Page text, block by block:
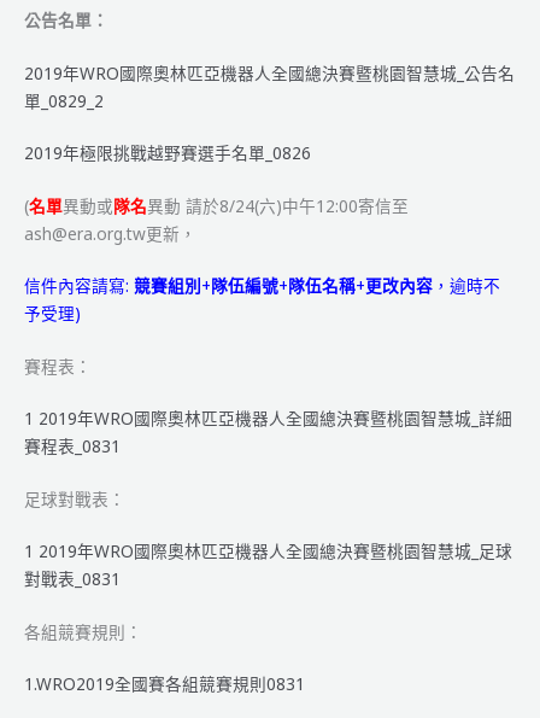
全
總
決
暨
園
智
城
–
獎
單
公告名單：
2019年WRO國際奧林匹亞機器人全國總決賽暨桃園智慧城_公告名
單_0829_2
2019年極限挑戰越野賽選手名單_0826
(名單異動或隊名異動 請於8/24(六)中午12:00寄信至
ash@era.org.tw更新，
信件內容請寫: 競賽組別 +隊伍編號+隊伍名稱+更改內容 ，逾時不
予受理)
賽程表：
1 2019年WRO國際奧林匹亞機器人全國總決賽暨桃園智慧城_詳細
賽程表_0831
足球對戰表：
1 2019年WRO國際奧林匹亞機器人全國總決賽暨桃園智慧城_足球
對戰表_0831
各組競賽規則：
1.WRO2019全國賽各組競賽規則0831